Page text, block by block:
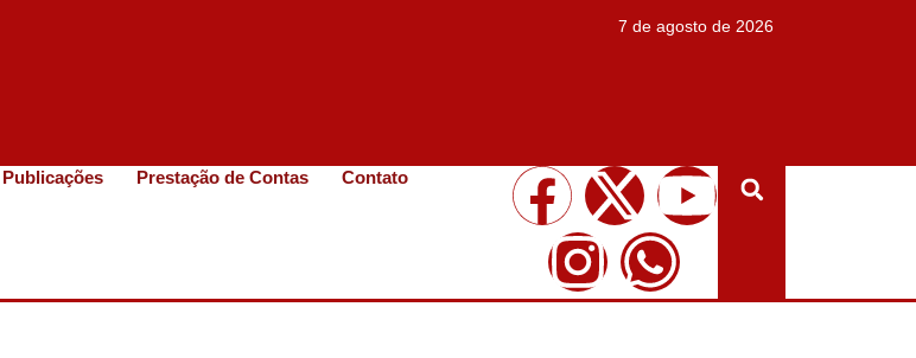
7 de agosto de 2026
Publicações Prestação de Contas Contato